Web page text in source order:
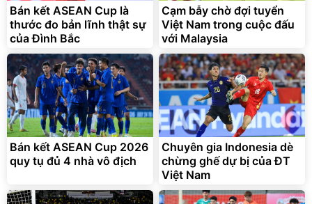
825.000đ
Flash Sale
Lót ghế ôtô, nâng lưng
chống nóng giúp thoải mái
trong di chuyển
295.000đ
Đã bán nhiều
Bán kết ASEAN Cup là
thước đo bản lĩnh thật sự
của Đình Bắc
Cạm bẫy chờ đợi tuyển
Việt Nam trong cuộc đấu
với Malaysia
Bán kết ASEAN Cup 2026
quy tụ đủ 4 nhà vô địch
Chuyên gia Indonesia dè
chừng ghế dự bị của ĐT
Việt Nam